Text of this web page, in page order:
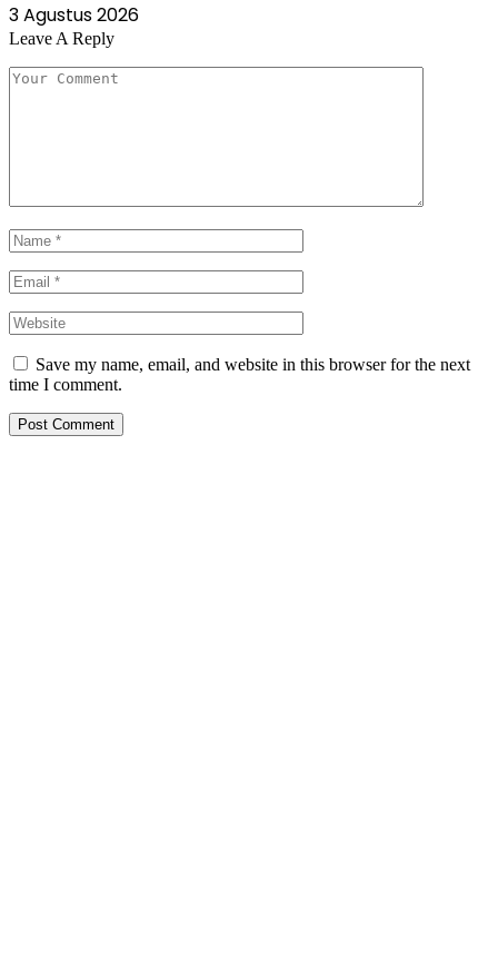
3 Agustus 2026
Leave A Reply
Save my name, email, and website in this browser for the next
time I comment.